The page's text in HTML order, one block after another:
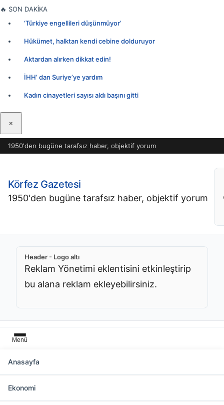
İçeriğe
🔥 SON DAKİKA
‘Türkiye engellileri düşünmüyor’
Hükümet, halktan kendi cebine dolduruyor
Aktardan alırken dikkat edin!
İHH’ dan Suriye’ye yardım
Kadın cinayetleri sayısı aldı başını gitti
×
1950'den bugüne tarafsız haber, objektif yorum
Körfez Gazetesi
1950'den bugüne tarafsız haber, objektif yorum
Header - Logo altı
Reklam Yönetimi eklentisini etkinleştirip
bu alana reklam ekleyebilirsiniz.
Menü
Anasayfa
Ekonomi
"Hatay Valisi Rahmi DOĞAN"
Aramasında 901 Haber